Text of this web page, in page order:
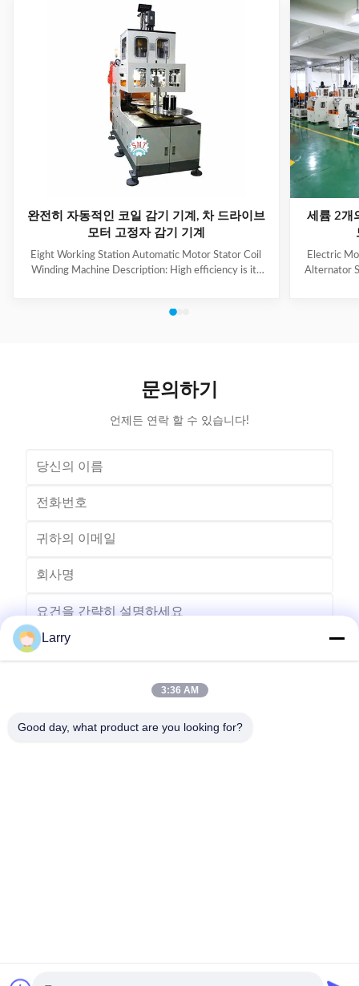
완전히 자동적인 코일 감기 기계, 차 드라이브
모터 고정자 감기 기계
Eight Working Station Automatic Motor Stator Coil
Winding Machine Description: High efficiency is its
transfer former orderly, especially suitable for high
세륨 2개
Electric
Alternator
문의하기
언제든 연락 할 수 있습니다!
Larry
3:36 AM
Good day, what product are you looking for?